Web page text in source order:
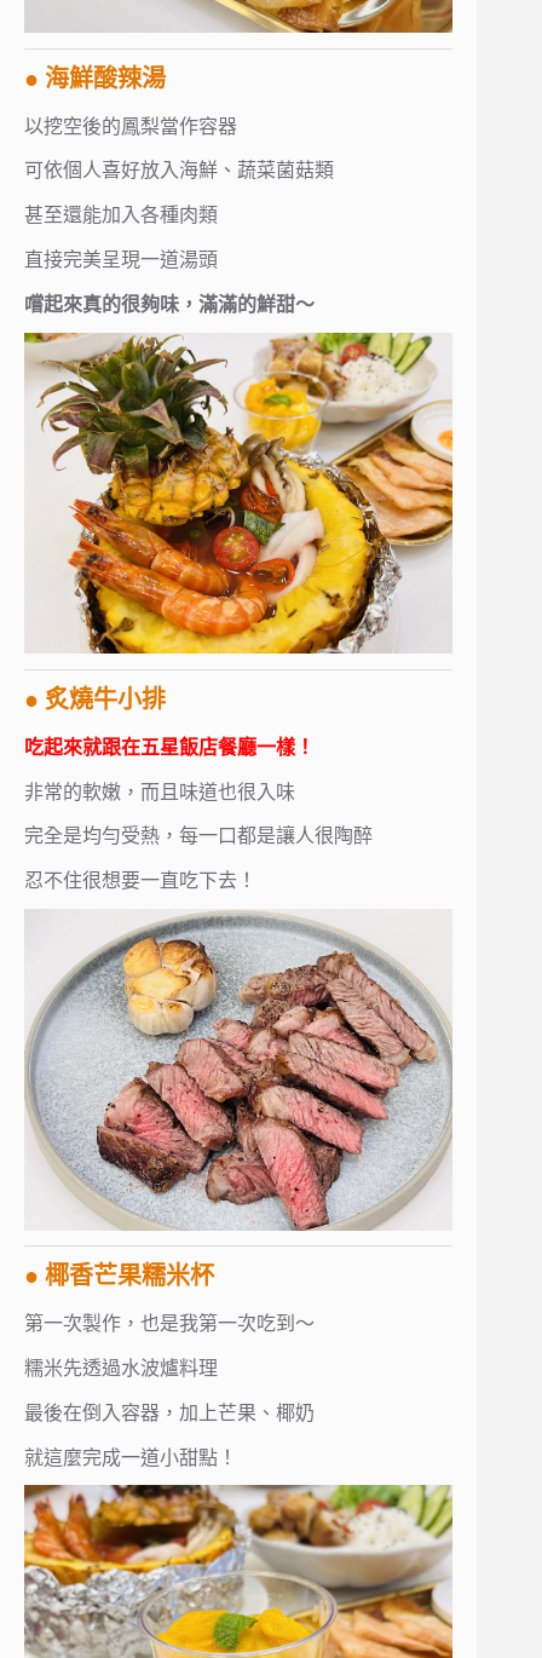
● 海鮮酸辣湯
以挖空後的鳳梨當作容器
可依個人喜好放入海鮮、蔬菜菌菇類
甚至還能加入各種肉類
直接完美呈現一道湯頭
嚐起來真的很夠味，滿滿的鮮甜～
● 炙燒牛小排
吃起來就跟在五星飯店餐廳一樣！
非常的軟嫩，而且味道也很入味
完全是均勻受熱，每一口都是讓人很陶醉
忍不住很想要一直吃下去！
● 椰香芒果糯米杯
第一次製作，也是我第一次吃到～
糯米先透過水波爐料理
最後在倒入容器，加上芒果、椰奶
就這麼完成一道小甜點！